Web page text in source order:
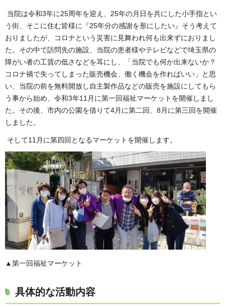
当院は令和3年に25周年を迎え、25年の月日を共にした小手指とい
う街、そこに住む皆様に『25年分の感謝を形にしたい』そう考えて
おりましたが、コロナという災害に見舞われ何も出来ずにおりまし
た。その中で訪問先の施設、当院の患者様やテレビなどで埼玉県の
障がい者の工賃の低さなどを耳にし、「当院でも何か出来ないか？
コロナ禍で失ってしまった販売機会、働く機会を作ればいい」と思
い、当院の前を無料開放し自主製作品などの販売を施設にしてもら
う事から始め、令和3年11月に第一回福祉マーケットを開催しまし
た。その後、市内の公園を借りて4月に第二回、8月に第三回を開催
しました。
そして11月に第四回となるマーケットを開催します。
▲第一回福祉マーケット
具体的な活動内容